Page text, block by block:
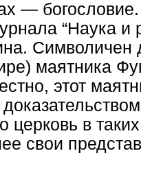
—
“Наука и
Символичен
маятника
этот
в таких
свои